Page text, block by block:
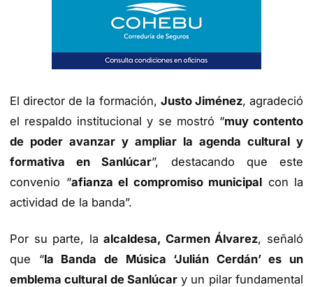
El director de la formación, Justo Jiménez, agradeció
el respaldo institucional y se mostró “muy contento
de poder avanzar y ampliar la agenda cultural y
formativa en Sanlúcar”, destacando que este
convenio “afianza el compromiso municipal con la
actividad de la banda”.
Por su parte, laalcaldesa, Carmen Álvarez, señaló
que “la Banda de Música ‘Julián Cerdán’ es un
emblema cultural de Sanlúcary un pilar fundamental